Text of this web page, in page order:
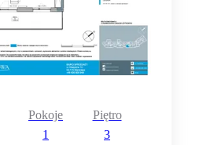
Pokoje
1
Piętro
3